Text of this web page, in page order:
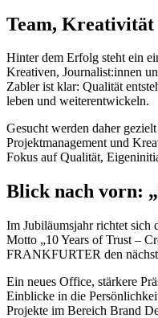
Team, Kreativität
Hinter dem Erfolg steht ein
Kreativen, Journalist:innen
Zabler ist klar: Qualität
leben und weiterentwickeln.
Gesucht werden daher
Projektmanagement und
Fokus auf Qualität,
Blick nach vorn:
Im Jubiläumsjahr richtet sich
Motto „10 Years of Trust –
FRANKFURTER den
Ein neues Office, stärkere
Einblicke in die
Projekte im Bereich Brand